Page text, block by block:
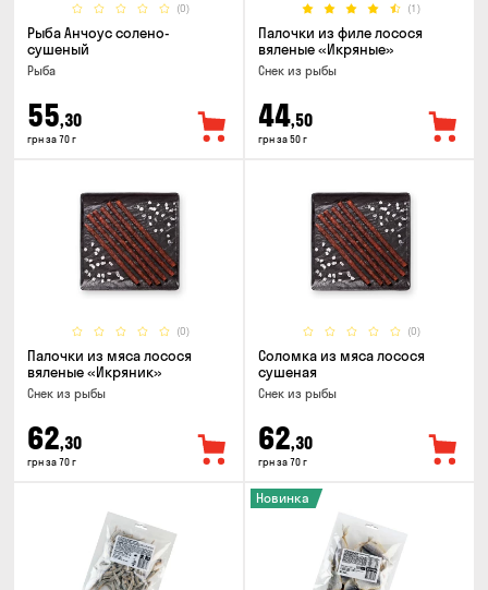
(0)
Рыба Анчоус солено-
сушеный
Рыба
55,30
грн за 70 г
(1)
Палочки из филе лосося
вяленые «Икряные»
Снек из рыбы
44,50
грн за 50 г
(0)
Палочки из мяса лосося
вяленые «Икряник»
Снек из рыбы
62,30
грн за 70 г
(0)
Соломка из мяса лосося
сушеная
Снек из рыбы
62,30
грн за 70 г
Новинка